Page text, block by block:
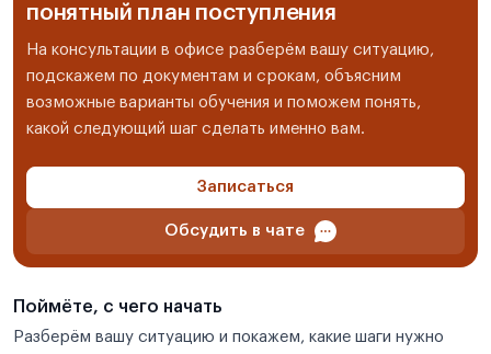
понятный план поступления
На консультации в офисе разберём вашу ситуацию,
подскажем по документам и срокам, объясним
возможные варианты обучения и поможем понять,
какой следующий шаг сделать именно вам.
Записаться
Обсудить в чате
Поймёте, с чего начать
Разберём вашу ситуацию и покажем, какие шаги нужно